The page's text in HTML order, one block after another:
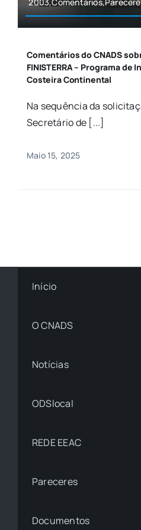
Comentários do CNADS
FINISTERRA – Programa de
Costeira Continental
Na sequência da
Secretário de [...]
Maio 15, 2025
Início
O CNADS
Notícias
ODSlocal
REDE EEAC
Pareceres
Documentos